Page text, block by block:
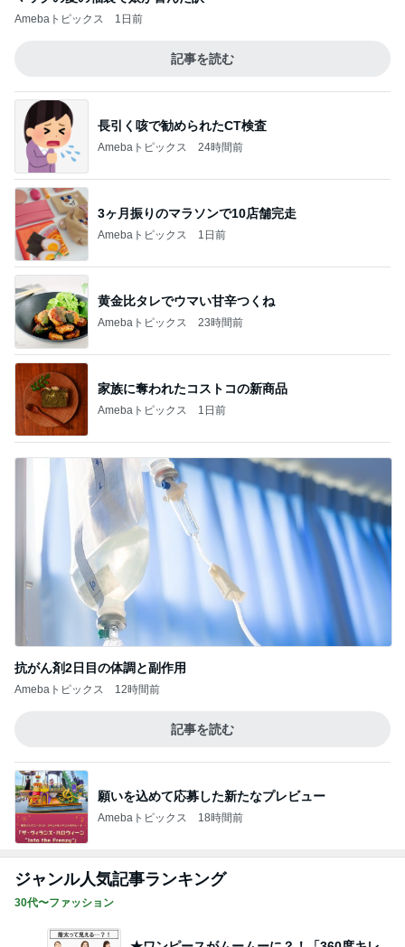
Amebaトピックス 1日前
記事を読む
長引く咳で勧められたCT検査
Amebaトピックス 24時間前
3ヶ月振りのマラソンで10店舗完走
Amebaトピックス 1日前
黄金比タレでウマい甘辛つくね
Amebaトピックス 23時間前
家族に奪われたコストコの新商品
Amebaトピックス 1日前
抗がん剤2日目の体調と副作用
Amebaトピックス 12時間前
記事を読む
願いを込めて応募した新たなプレビュー
Amebaトピックス 18時間前
ジャンル人気記事ランキング
30代〜ファッション